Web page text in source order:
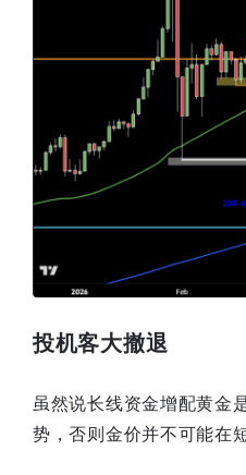
投机客大撤退
虽然说长线资金增配黄金
势，否则金价并不可能在